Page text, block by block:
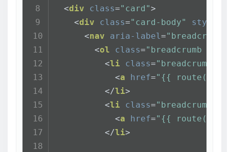
<div class="card">
<div class="card-body" style
<nav aria-label="breadcrumb"
<ol class="breadcrumb
<li class="breadcrumb-
<a href="{{
</li>
<li class="breadcrumb-
<a href="{{
</li>